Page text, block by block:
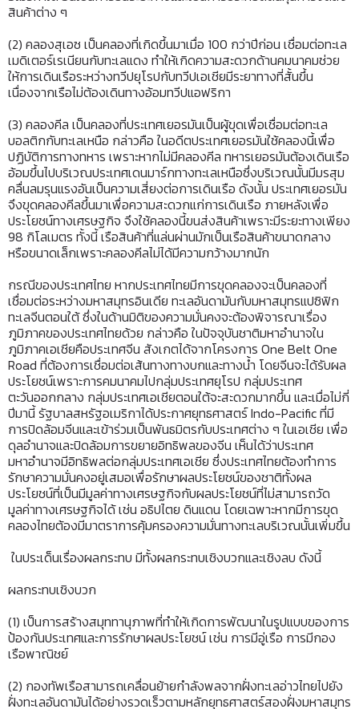
สินค้าต่าง ๆ
(2) คลองสุเอซ เป็นคลองที่เกิดขึ้นมาเมื่อ 100 กว่าปีก่อน เชื่อมต่อทะเล
เมดิเตอร์เรเนียนกับทะเลแดง ทำให้เกิดความสะดวกด้านคมนาคมช่วย
ให้การเดินเรือระหว่างทวีปยุโรปกับทวีปเอเชียมีระยาทางที่สั้นขึ้น
เนื่องจากเรือไม่ต้องเดินทางอ้อมทวีปแอฟริกา
(3) คลองคีล เป็นคลองที่ประเทศเยอรมันเป็นผู้ขุดเพื่อเชื่อมต่อทะเล
บอลติกกับทะเลเหนือ กล่าวคือ ในอดีตประเทศเยอรมันใช้คลองนี้เพื่อ
ปฏิบัติการทางทหาร เพราะหากไม่มีคลองคีล ทหารเยอรมันต้องเดินเรือ
อ้อมขึ้นไปบริเวณประเทศเดนมาร์กทางทะเลเหนือซึ่งบริเวณนั้นมีมรสุม
คลื่นลมรุนแรงอันเป็นความเสี่ยงต่อการเดินเรือ ดังนั้น ประเทศเยอรมัน
จึงขุดคลองคีลขึ้นมาเพื่อความสะดวกแก่การเดินเรือ ภายหลังเพื่อ
ประโยชน์ทางเศรษฐกิจ จึงใช้คลองนี้ขนส่งสินค้าเพราะมีระยะทางเพียง
98 กิโลเมตร ทั้งนี้ เรือสินค้าที่แล่นผ่านมักเป็นเรือสินค้าขนาดกลาง
หรือขนาดเล็กเพราะคลองคีลไม่ได้มีความกว้างมากนัก
กรณีของประเทศไทย หากประเทศไทยมีการขุดคลองจะเป็นคลองที่
เชื่อมต่อระหว่างมหาสมุทรอินเดีย ทะเลอันดามันกับมหาสมุทรแปซิฟิก
ทะเลจีนตอนใต้ ซึ่งในด้านมิติของความมั่นคงจะต้องพิจารณาเรื่อง
ภูมิภาคของประเทศไทยด้วย กล่าวคือ ในปัจจุบันชาติมหาอำนาจใน
ภูมิภาคเอเชียคือประเทศจีน สังเกตได้จากโครงการ One Belt One
Road ที่ต้องการเชื่อมต่อเส้นทางทางบกและทางน้ำ โดยจีนจะได้รับผล
ประโยชน์เพราะการคมนาคมไปกลุ่มประเทศยุโรป กลุ่มประเทศ
ตะวันออกกลาง กลุ่มประเทศเอเชียตอนใต้จะสะดวกมากขึ้น และเมื่อไม่กี่
ปีมานี้ รัฐบาลสหรัฐอเมริกาได้ประกาศยุทธศาสตร์ Indo-Pacific ที่มี
การปิดล้อมจีนและเข้าร่วมเป็นพันธมิตรกับประเทศต่าง ๆ ในเอเชีย เพื่อ
ดุลอำนาจและปิดล้อมการขยายอิทธิพลของจีน เห็นได้ว่าประเทศ
มหาอำนาจมีอิทธิพลต่อกลุ่มประเทศเอเชีย ซึ่งประเทศไทยต้องทำการ
รักษาความมั่นคงอยู่เสมอเพื่อรักษาผลประโยชน์ของชาติทั้งผล
ประโยชน์ที่เป็นมีมูลค่าทางเศรษฐกิจกับผลประโยชน์ที่ไม่สามารถวัด
มูลค่าทางเศรษฐกิจได้ เช่น อธิปไตย ดินแดน โดยเฉพาะหากมีการขุด
คลองไทยต้องมีมาตราการคุ้มครองความมั่นทางทะเลบริเวณนั้นเพิ่มขึ้น
ในประเด็นเรื่องผลกระทบ มีทั้งผลกระทบเชิงบวกและเชิงลบ ดังนี้
ผลกระทบเชิงบวก
(1) เป็นการสร้างสมุททานุภาพที่ทำให้เกิดการพัฒนาในรูปแบบของการ
ป้องกันประเทศและการรักษาผลประโยชน์ เช่น การมีอู่เรือ การมีกอง
เรือพาณิชย์
(2) กองทัพเรือสามารถเคลื่อนย้ายกำลังพลจากฝั่งทะเลอ่าวไทยไปยัง
ฝั่งทะเลอันดามันได้อย่างรวดเร็วตามหลักยุทธศาสตร์สองฝั่งมหาสมุทร